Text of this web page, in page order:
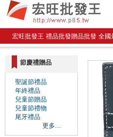
宏旺批發王 禮品批發贈品批發 全
節慶禮贈品
聖誕節禮品
年終禮品
兒童節贈品
兒童節禮物
尾牙禮品
更多...